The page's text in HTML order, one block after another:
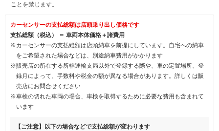
ことを禁じます。
カーセンサーの支払総額は店頭乗り出し価格です
支払総額（税込） ＝ 車両本体価格＋諸費用
※カーセンサーの支払総額は店頭納車を前提にしています。自宅への納車
をご希望された場合などは、別途納車費用がかかります
※販売店の所在する所轄運輸支局以外で登録する際や、車の定置場所、登
録月によって、手数料や税金の額が異なる場合があります。詳しくは販
売店にお問合せください
※車検の切れた車両の場合、車検を取得するために必要な費用も含まれて
います
【ご注意】以下の場合などで支払総額が変わります